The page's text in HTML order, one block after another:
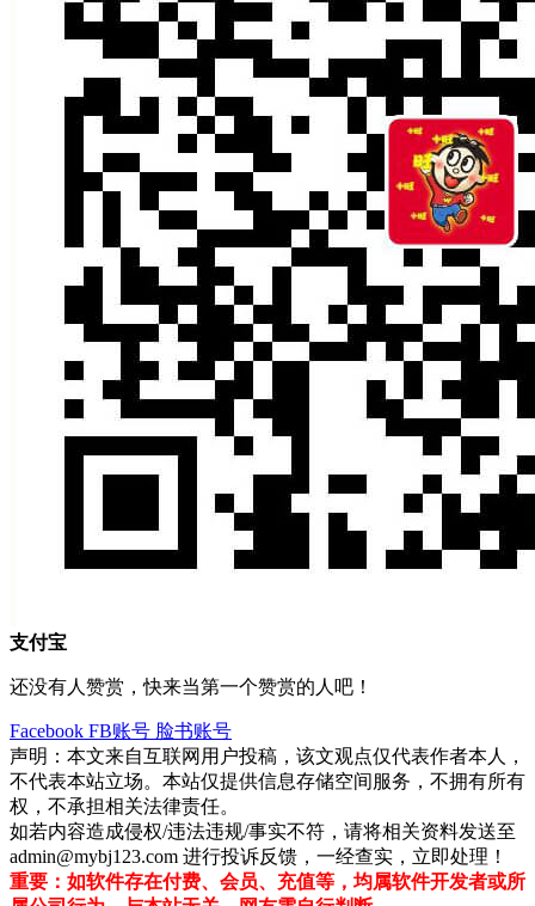
支付宝
还没有人赞赏，快来当第一个赞赏的人吧！
Facebook FB账号 脸书账号
声明：本文来自互联网用户投稿，该文观点仅代表作者本人，
不代表本站立场。本站仅提供信息存储空间服务，不拥有所有
权，不承担相关法律责任。
如若内容造成侵权/违法违规/事实不符，请将相关资料发送至
admin@mybj123.com 进行投诉反馈，一经查实，立即处理！
重要：如软件存在付费、会员、充值等，均属软件开发者或所